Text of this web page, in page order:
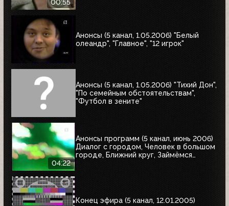
00:55
Анонсы (5 канал, 1.05.2006) "Белый
олеандр", "Главное", "12 игрок"
Анонсы (5 канал, 1.05.2006) "Тихий Дон",
"По семейным обстоятельствам",
"Футбол в зените"
04:22
Анонсы программ (5 канал, июнь 2006)
Диалог с городом, Человек в большом
городе, Ближний круг, Займёмся
Конец эфира (5 канал, 12.01.2005)